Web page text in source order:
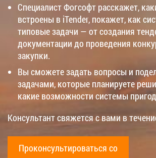
Специалист Фогсофт расскажет,
встроены в iTender, покажет, как
типовые задачи — от создания
документации до проведения
закупки.
Вы сможете задать вопросы и
задачами, которые планируете
какие возможности системы
Консультант свяжется с вами в
Проконсультироваться со